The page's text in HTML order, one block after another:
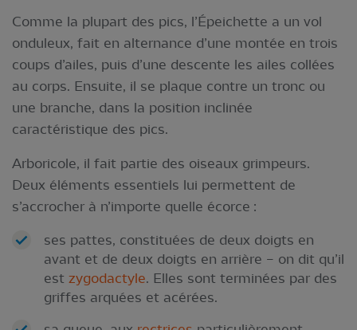
Comme la plupart des pics, l’Épeichette a un vol
onduleux, fait en alternance d’une montée en trois
coups d’ailes, puis d’une descente les ailes collées
au corps. Ensuite, il se plaque contre un tronc ou
une branche, dans la position inclinée
caractéristique des pics.
Arboricole, il fait partie des oiseaux grimpeurs.
Deux éléments essentiels lui permettent de
s’accrocher à n’importe quelle écorce :
ses pattes, constituées de deux doigts en
avant et de deux doigts en arrière – on dit qu’il
est zygodactyle. Elles sont terminées par des
griffes arquées et acérées.